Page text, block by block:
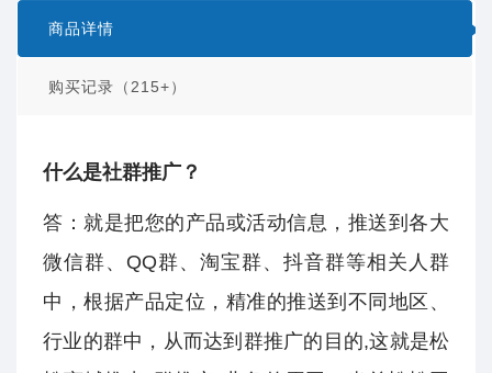
商品详情
购买记录（215+）
什么是社群推广？
答：就是把您的产品或活动信息，推送到各大
微信群、QQ群、淘宝群、抖音群等相关人群
中，根据产品定位，精准的推送到不同地区、
行业的群中，从而达到群推广的目的,这就是松